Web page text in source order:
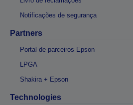
Notificações de segurança
Partners
Portal de parceiros Epson
LPGA
Shakira + Epson
Technologies